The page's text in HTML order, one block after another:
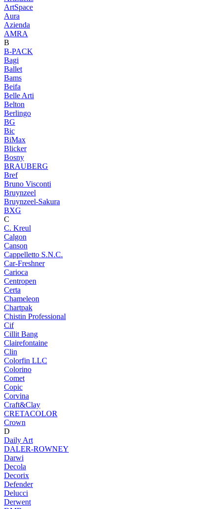
ArtSpace
Aura
Azienda
AМRA
B
B-PACK
Bagi
Ballet
Bams
Beifa
Belle Arti
Belton
Berlingo
BG
Bic
BiMax
Blicker
Bosny
BRAUBERG
Bref
Bruno Visconti
Bruynzeel
Bruynzeel-Sakura
BXG
C
C. Kreul
Calgon
Canson
Cappelletto S.N.C.
Car-Freshner
Carioca
Centropen
Certa
Chameleon
Chartpak
Chistin Professional
Cif
Cillit Bang
Clairefontaine
Clin
Colorfin LLC
Colorino
Comet
Copic
Corvina
Craft&Clay
CRETACOLOR
Crown
D
Daily Art
DALER-ROWNEY
Darwi
Decola
Decorix
Defender
Delucci
Derwent